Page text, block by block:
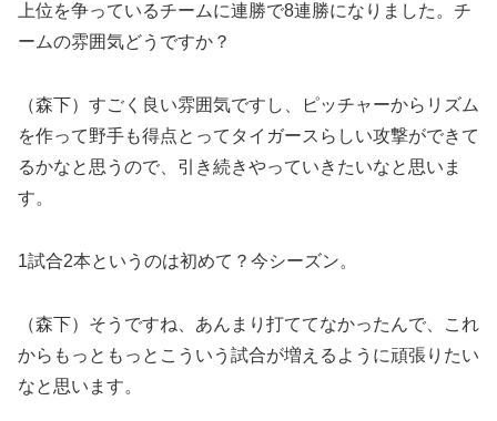
上位を争っているチームに連勝で8連勝になりました。チ
ームの雰囲気どうですか？
（森下）すごく良い雰囲気ですし、ピッチャーからリズム
を作って野手も得点とってタイガースらしい攻撃ができて
るかなと思うので、引き続きやっていきたいなと思いま
す。
1試合2本というのは初めて？今シーズン。
（森下）そうですね、あんまり打ててなかったんで、これ
からもっともっとこういう試合が増えるように頑張りたい
なと思います。